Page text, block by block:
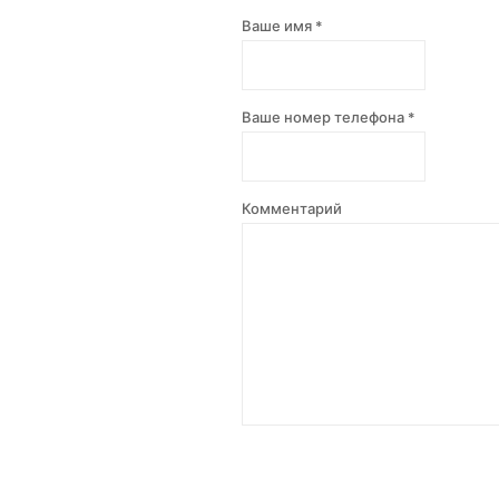
Комментарий
Ваше имя *
Ваше номер телефона *